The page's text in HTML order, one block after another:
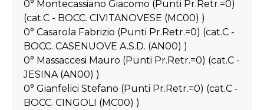
0° Montecassiano Giacomo (Punti Pr.Retr.=0)
(cat.C - BOCC. CIVITANOVESE (MC00) )
0° Casarola Fabrizio (Punti Pr.Retr.=0) (cat.C -
BOCC. CASENUOVE A.S.D. (AN00) )
0° Massaccesi Mauro (Punti Pr.Retr.=0) (cat.C -
JESINA (AN00) )
0° Gianfelici Stefano (Punti Pr.Retr.=0) (cat.C -
BOCC. CINGOLI (MC00) )